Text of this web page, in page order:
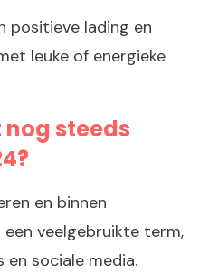
positieve lading en
leuke of energieke
steeds
en binnen
veelgebruikte term,
en sociale media.